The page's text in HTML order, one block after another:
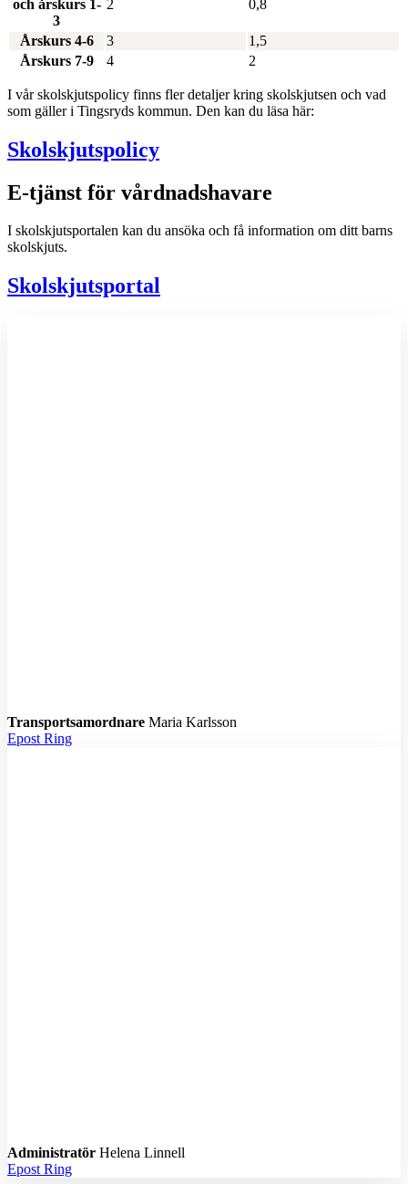
och årskurs 1-
3
2 0,8
Årskurs 4-6 3
1,5
Årskurs 7-9
4 2
I vår skolskjutspolicy finns fler detaljer kring skolskjutsen och vad
som gäller i Tingsryds kommun. Den kan du läsa här:
Skolskjutspolicy
E-tjänst för vårdnadshavare
I skolskjutsportalen kan du ansöka och få information om ditt barns
skolskjuts.
Skolskjutsportal
Transportsamordnare Maria Karlsson
Epost Ring
Administratör Helena Linnell
Epost Ring